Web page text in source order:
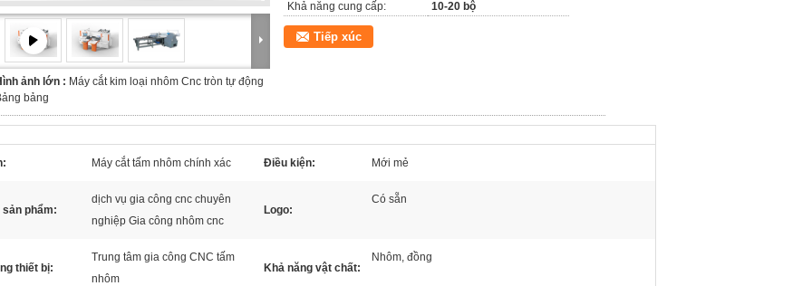
ảnh lớn : Máy cắt kim loại nhôm Cnc tròn tự động
bảng
Khả năng cung cấp:
10-20 bộ
Tiếp xúc
Máy cắt tấm nhôm chính xác Điều kiện: Mới mẻ
sản phẩm:
dịch vụ gia công cnc chuyên
nghiệp Gia công nhôm cnc
Logo:
Có sẵn
thiết bị:
Trung tâm gia công CNC tấm
nhôm
Khả năng vật chất:
Nhôm, đồng